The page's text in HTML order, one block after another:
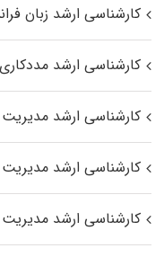
کارشناسی ارشد زبان
کارشناسی ارشد
کارشناسی ارشد
کارشناسی ارشد مدیریت
کارشناسی ارشد مدیریت